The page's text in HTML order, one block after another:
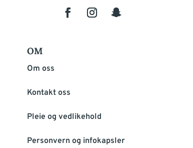
OM
Om oss
Kontakt oss
Pleie og vedlikehold
Personvern og infokapsler